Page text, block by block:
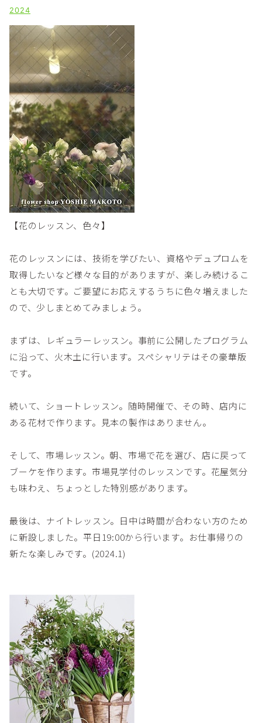
2024
【花のレッスン、色々】
花のレッスンには、技術を学びたい、資格やデュプロムを
取得したいなど様々な目的がありますが、楽しみ続けるこ
とも大切です。ご要望にお応えするうちに色々増えました
ので、少しまとめてみましょう。
まずは、レギュラーレッスン。事前に公開したプログラム
に沿って、火木土に行います。スペシャリテはその豪華版
です。
続いて、ショートレッスン。随時開催で、その時、店内に
ある花材で作ります。見本の製作はありません。
そして、市場レッスン。朝、市場で花を選び、店に戻って
ブーケを作ります。市場見学付のレッスンです。花屋気分
も味わえ、ちょっとした特別感があります。
最後は、ナイトレッスン。日中は時間が合わない方のため
に新設しました。平日19:00から行います。お仕事帰りの
新たな楽しみです。(2024.1)